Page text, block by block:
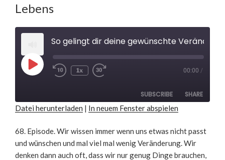
Lebens
Play
Episode
Rewind
1x 00:00 /
SUBSCRIBE SHARE
RSS FEED
LINK
Datei herunterladen | In neuem Fenster abspielen
68. Episode. Wir wissen immer wenn uns etwas nicht passt
und wünschen und mal viel mal wenig Veränderung. Wir
denken dann auch oft, dass wir nur genug Dinge brauchen,